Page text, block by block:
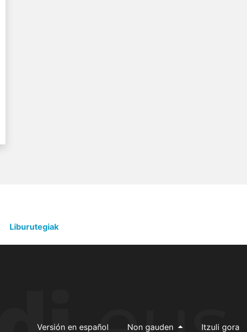
Liburutegiak
Versión en español Non gauden Itzuli gora